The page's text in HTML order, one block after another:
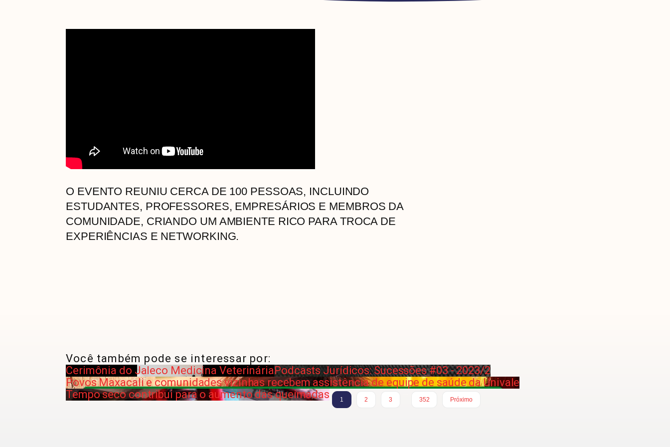
O EVENTO REUNIU CERCA DE 100 PESSOAS, INCLUINDO
ESTUDANTES, PROFESSORES, EMPRESÁRIOS E MEMBROS DA
COMUNIDADE, CRIANDO UM AMBIENTE RICO PARA TROCA DE
EXPERIÊNCIAS E NETWORKING.
Você também pode se interessar por:
Cerimônia do Jaleco Medicina VeterináriaPodcasts Jurídicos: Sucessões #03 - 2023/2
Povos Maxacali e comunidades vizinhas recebem assistência de equipe de saúde da Univale
Tempo seco contribui para o aumento das queimadas
1 2 3
352
Próximo